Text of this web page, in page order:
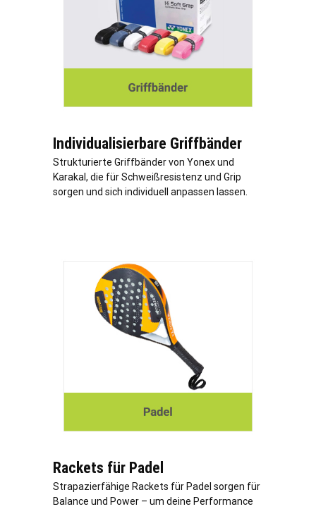
Individualisierbare Griffbänder
Strukturierte Griffbänder von Yonex und
Karakal, die für Schweißresistenz und Grip
sorgen und sich individuell anpassen lassen.
Rackets für Padel
Strapazierfähige Rackets für Padel sorgen für
Balance und Power – um deine Performance